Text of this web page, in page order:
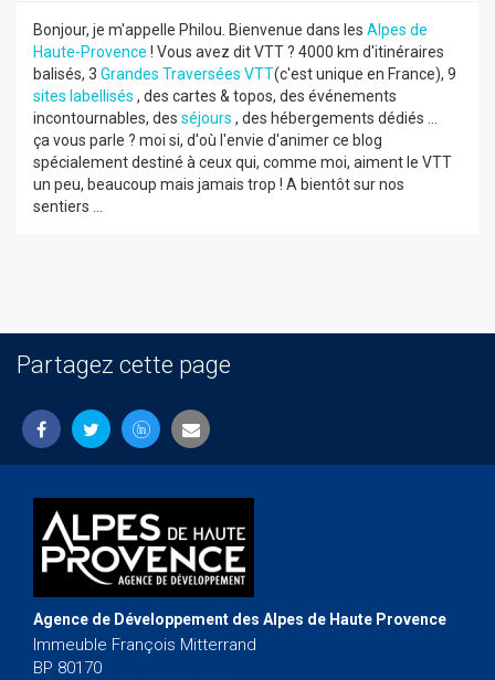
Bonjour, je m'appelle Philou. Bienvenue dans les Alpes de
Haute-Provence ! Vous avez dit VTT ? 4000 km d'itinéraires
balisés, 3 Grandes Traversées VTT(c'est unique en France), 9
sites labellisés , des cartes & topos, des événements
incontournables, des séjours , des hébergements dédiés ...
ça vous parle ? moi si, d'où l'envie d'animer ce blog
spécialement destiné à ceux qui, comme moi, aiment le VTT
un peu, beaucoup mais jamais trop ! A bientôt sur nos
sentiers ...
Partagez cette page
Agence de Développement des Alpes de Haute Provence
Immeuble François Mitterrand
BP 80170